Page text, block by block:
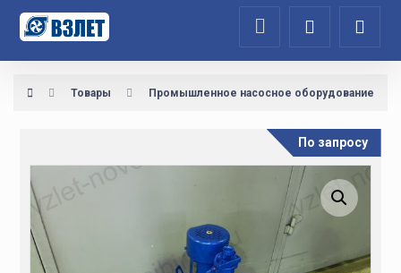
Товары Промышленное насосное оборудование
Увеличить изображение
По запросу